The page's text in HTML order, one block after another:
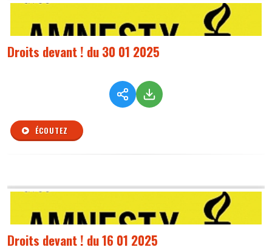
Droits devant ! du 30 01 2025
ÉCOUTEZ
Droits devant ! du 16 01 2025